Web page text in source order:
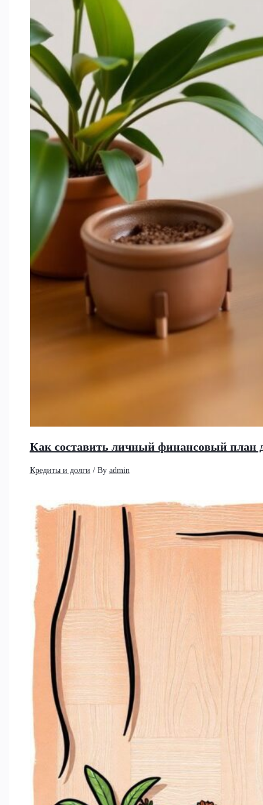
Как составить личный финансовый план
Кредиты и долги / By admin